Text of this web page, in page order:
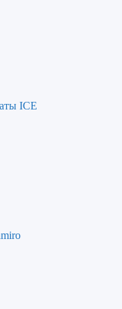
ICE